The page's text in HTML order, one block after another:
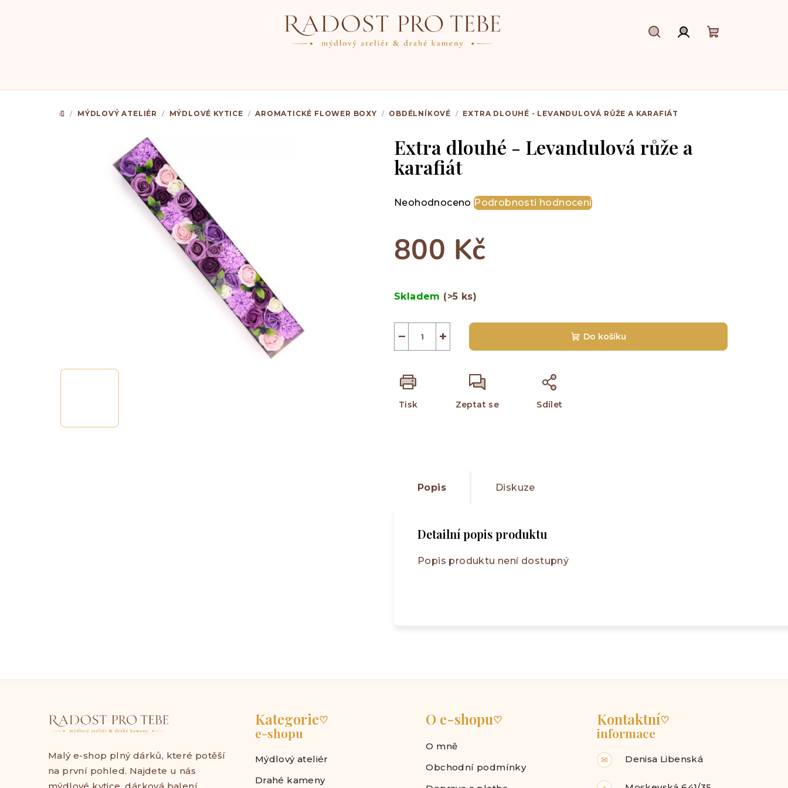
DOMŮ
/ MÝDLOVÝ ATELIÉR / MÝDLOVÉ KYTICE / AROMATICKÉ FLOWER BOXY / OBDÉLNÍKOVÉ / EXTRA DLOUHÉ - LEVANDULOVÁ RŮŽE A KARAFIÁT
Extra dlouhé - Levandulová růže a
karafiát
Průměrné
je
0,0
hvězdiček.
Neohodnoceno Podrobnosti hodnocení
800 Kč
cena:
Skladem (>5 ks)
+
− Do košíku
Tisk Zeptat se Sdílet
Popis Diskuze
Detailní popis produktu
Popis produktu není dostupný
Malý e-shop plný dárků, které potěší
na první pohled. Najdete u nás
Kategorie♡
e-shopu
Mýdlový ateliér
Drahé kameny
O e-shopu♡
O mně
Obchodní podmínky
Kontaktní♡
informace
✉ Denisa Libenská